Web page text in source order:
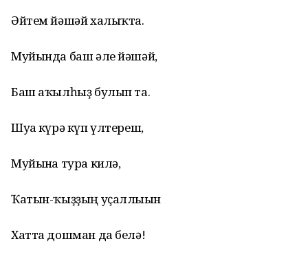
Әйтем йәшәй халыҡта.
Муйында баш әле йәшәй,
Баш аҡылһыҙ булып та.
Шуға күрә күп үлтереш,
Муйынға тура килә,
Ҡатын-ҡыҙҙың уҫаллығын
Хатта дошман да белә!